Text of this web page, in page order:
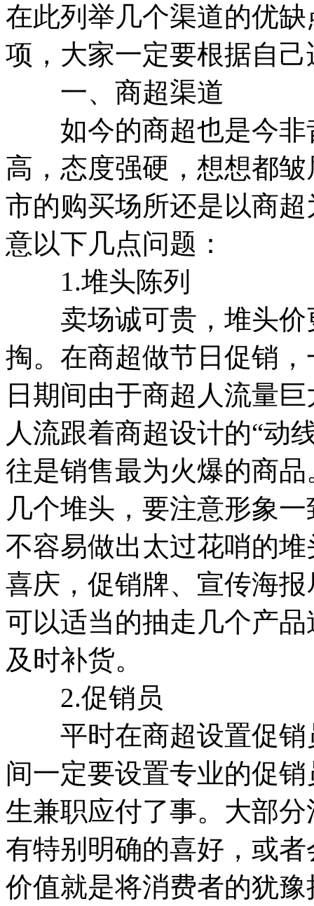
在此列举几个渠道的优
项，大家一定要根据自
一、商超渠道
如今的商超也是今非
高，态度强硬，想想都
市的购买场所还是以商
意以下几点问题：
1.堆头陈列
卖场诚可贵，堆头价
掏。在商超做节日促销
日期间由于商超人流量
人流跟着商超设计的“动
往是销售最为火爆的商
几个堆头，要注意形象
不容易做出太过花哨的
喜庆，促销牌、宣传海
可以适当的抽走几个产
及时补货。
2.促销员
平时在商超设置促销
间一定要设置专业的促
生兼职应付了事。大部
有特别明确的喜好，或
价值就是将消费者的犹